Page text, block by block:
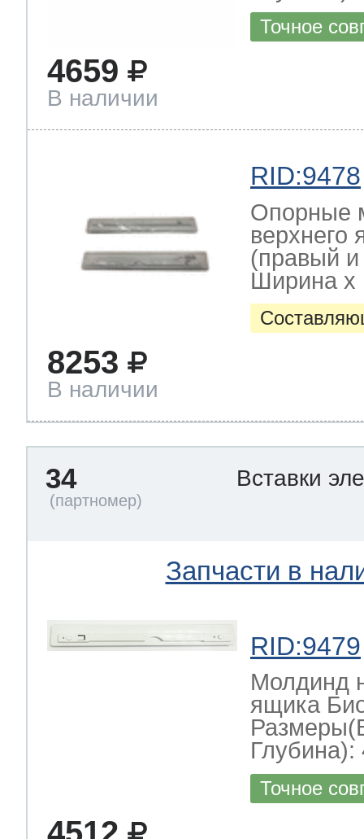
Точное
4659
В наличии
RID:9478
Опорные
(правый
Ширина х
8253
В наличии
34 Вставки
Запчасти в
RID:9479
Молдинд
ящика
Глубина):
Точное